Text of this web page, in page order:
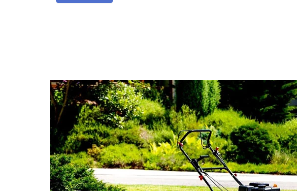
Песочный
Понтонный
Левашово
Лисий Нос
Репино